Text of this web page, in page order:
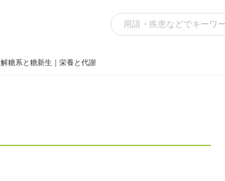
解糖系と糖新生｜栄養と代謝